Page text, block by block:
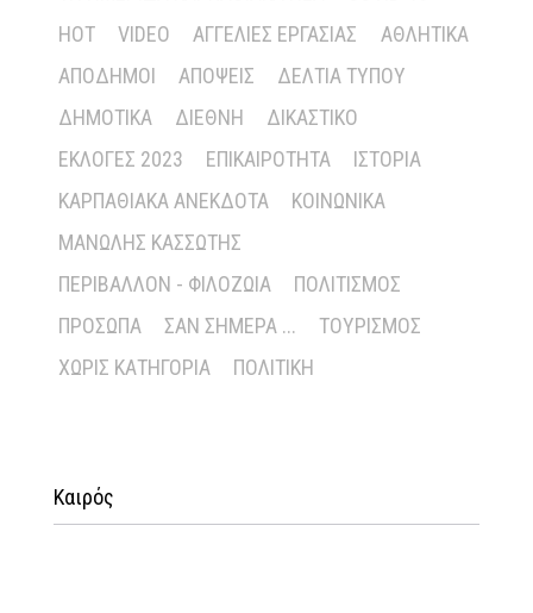
HOT
VIDEO ΑΓΓΕΛΊΕΣ ΕΡΓΑΣΊΑΣ
ΑΘΛΗΤΙΚΆ
ΑΠΌΔΗΜΟΙ
ΑΠΌΨΕΙΣ
ΔΕΛΤΊΑ ΤΎΠΟΥ
ΔΗΜΟΤΙΚΆ
ΔΙΕΘΝΉ
ΔΙΚΑΣΤΙΚΌ
ΕΚΛΟΓΈΣ 2023
ΕΠΙΚΑΙΡΌΤΗΤΑ
ΙΣΤΟΡΊΑ
ΚΑΡΠΑΘΙΑΚΆ ΑΝΈΚΔΟΤΑ
ΚΟΙΝΩΝΙΚΆ
ΜΑΝΏΛΗΣ ΚΑΣΣΏΤΗΣ
ΠΕΡΙΒΆΛΛΟΝ - ΦΙΛΟΖΩΊΑ
ΠΟΛΙΤΙΣΜΌΣ
ΠΡΌΣΩΠΑ
ΣΑΝ ΣΉΜΕΡΑ ...
ΤΟΥΡΙΣΜΌΣ
ΧΩΡΊΣ ΚΑΤΗΓΟΡΊΑ
ΠΟΛΙΤΙΚΉ
Καιρός